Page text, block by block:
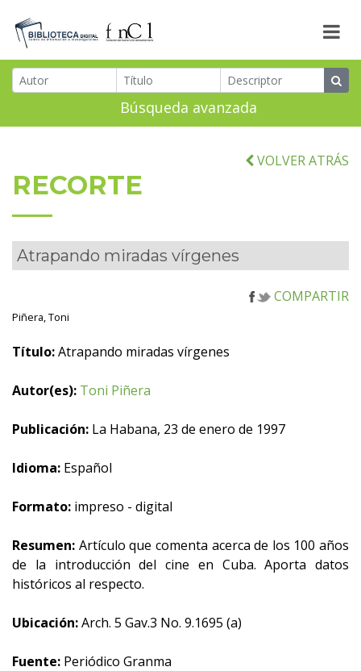
Búsqueda avanzada
VOLVER ATRÁS
RECORTE
Atrapando miradas vírgenes
COMPARTIR
Piñera, Toni
Título:Atrapando miradas vírgenes
Autor(es): Toni Piñera
Publicación: La Habana, 23 de enero de 1997
Idioma: Español
Formato: impreso - digital
Resumen: Artículo que comenta acerca de los 100 años
de la introducción del cine en Cuba. Aporta datos
históricos al respecto.
Ubicación:Arch. 5 Gav.3 No. 9.1695 (a)
Fuente: Periódico Granma